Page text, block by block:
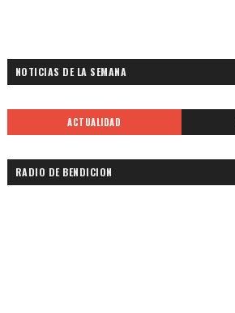
NOTICIAS DE LA SEMANA
ACTUALIDAD
RADIO DE BENDICION